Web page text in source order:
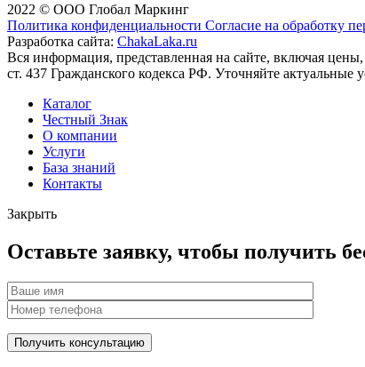
2022 © ООО Глобал Маркинг
Политика конфиденциальности Согласие на обработку
Разработка сайта: ChakaLaka.ru
Вся информация, представленная на сайте, включая
ст. 437 Гражданского кодекса РФ. Уточняйте актуальные
Каталог
Честный Знак
О компании
Услуги
База знаний
Контакты
Закрыть
Оставьте заявку, чтобы получить